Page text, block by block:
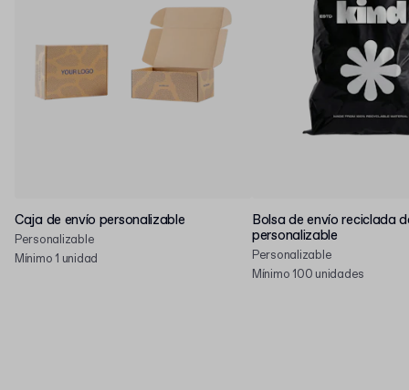
Caja de envío personalizable
Personalizable
Mínimo 1 unidad
Bolsa de envío reciclada
personalizable
Personalizable
Mínimo 100 unidades